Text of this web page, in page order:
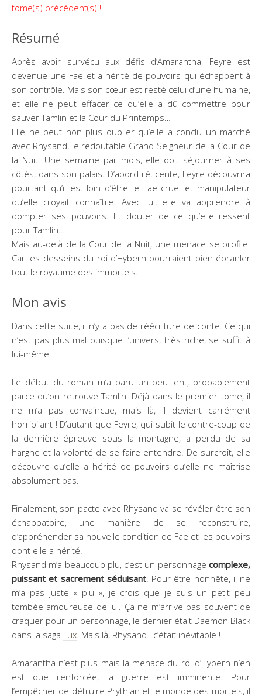
tome(s) précédent(s) !!
Résumé
Après avoir survécu aux défis d’Amarantha, Feyre est
devenue une Fae et a hérité de pouvoirs qui échappent à
son contrôle. Mais son cœur est resté celui d’une humaine,
et elle ne peut effacer ce qu’elle a dû commettre pour
sauver Tamlin et la Cour du Printemps…
Elle ne peut non plus oublier qu’elle a conclu un marché
avec Rhysand, le redoutable Grand Seigneur de la Cour de
la Nuit. Une semaine par mois, elle doit séjourner à ses
côtés, dans son palais. D’abord réticente, Feyre découvrira
pourtant qu’il est loin d’être le Fae cruel et manipulateur
qu’elle croyait connaître. Avec lui, elle va apprendre à
dompter ses pouvoirs. Et douter de ce qu’elle ressent
pour Tamlin…
Mais au-delà de la Cour de la Nuit, une menace se profile.
Car les desseins du roi d’Hybern pourraient bien ébranler
tout le royaume des immortels.
Mon avis
Dans cette suite, il n’y a pas de réécriture de conte. Ce qui
n’est pas plus mal puisque l’univers, très riche, se suffit à
lui-même.
Le début du roman m’a paru un peu lent, probablement
parce qu’on retrouve Tamlin. Déjà dans le premier tome, il
ne m’a pas convaincue, mais là, il devient carrément
horripilant ! D’autant que Feyre, qui subit le contre-coup de
la dernière épreuve sous la montagne, a perdu de sa
hargne et la volonté de se faire entendre. De surcroît, elle
découvre qu’elle a hérité de pouvoirs qu’elle ne maîtrise
absolument pas.
Finalement, son pacte avec Rhysand va se révéler être son
échappatoire, une manière de se reconstruire,
d’appréhender sa nouvelle condition de Fae et les pouvoirs
dont elle a hérité.
Rhysand m’a beaucoup plu, c’est un personnage complexe,
puissant et sacrement séduisant. Pour être honnête, il ne
m’a pas juste « plu », je crois que je suis un petit peu
tombée amoureuse de lui. Ça ne m’arrive pas souvent de
craquer pour un personnage, le dernier était Daemon Black
dans la saga Lux . Mais là, Rhysand…c’était inévitable !
Amarantha n’est plus mais la menace du roi d’Hybern n’en
est que renforcée, la guerre est imminente. Pour
l’empêcher de détruire Prythian et le monde des mortels, il